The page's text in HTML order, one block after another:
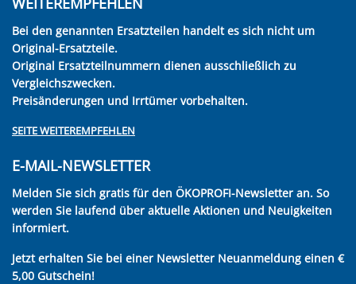
Bei den genannten Ersatzteilen handelt es sich nicht um
Original-Ersatzteile.
Original Ersatzteilnummern dienen ausschließlich zu
Vergleichszwecken.
Preisänderungen und Irrtümer vorbehalten.
SEITE WEITEREMPFEHLEN
E-MAIL-NEWSLETTER
Melden Sie sich gratis für den ÖKOPROFI-Newsletter an. So
werden Sie laufend über aktuelle Aktionen und Neuigkeiten
informiert.
Jetzt erhalten Sie bei einer Newsletter Neuanmeldung einen €
5,00 Gutschein!